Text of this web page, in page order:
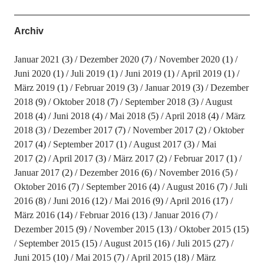
Archiv
Januar 2021 (3) Dezember 2020(7) November 2020(1)
Juni 2020(1) Juli 2019(1) Juni 2019(1) April 2019(1)
März 2019(1) Februar 2019(3) Januar 2019(3)
Dezember
2018(9) Oktober 2018(7) September 2018(3)
August
2018(4) Juni 2018(4) Mai 2018(5) April 2018(4)
März
2018(3) Dezember 2017(7) November 2017(2)
Oktober
2017(4) September 2017(1) August 2017(3)
Mai
2017(2) April 2017(3) März 2017(2) Februar 2017(1)
Januar 2017(2) Dezember 2016(6) November 2016(5)
Oktober 2016(7) September 2016(4) August 2016(7)
Juli
2016(8) Juni 2016(12) Mai 2016(9) April 2016(17)
März 2016(14) Februar 2016(13) Januar 2016(7)
Dezember 2015(9) November 2015(13) Oktober 2015(15)
September 2015(15) August 2015(16) Juli 2015(27)
Juni 2015(10) Mai 2015(7) April 2015(18)
März